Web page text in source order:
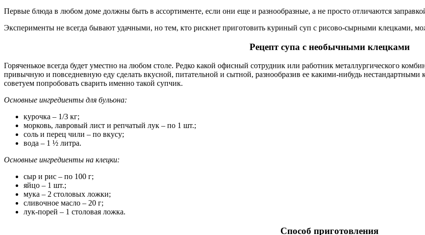
Первые блюда в любом доме должны быть в ассортименте, если они еще и разнообразные, а не просто отличаются
Эксперименты не всегда бывают удачными, но тем, кто рискнет приготовить куриный суп с рисово-сырными клецками,
Рецепт супа с необычными клецками
Горяченькое всегда будет уместно на любом столе. Редко какой офисный сотрудник или работник металлургического
привычную и повседневную еду сделать вкусной, питательной и сытной, разнообразив ее какими-нибудь нестандартными
советуем попробовать сварить именно такой супчик.
Основные ингредиенты для бульона:
курочка – 1/3 кг;
морковь, лавровый лист и репчатый лук – по 1 шт.;
соль и перец чили – по вкусу;
вода – 1 ½ литра.
Основные ингредиенты на клецки:
сыр и рис – по 100 г;
яйцо – 1 шт.;
мука – 2 столовых ложки;
сливочное масло – 20 г;
лук-порей – 1 столовая ложка.
Способ приготовления